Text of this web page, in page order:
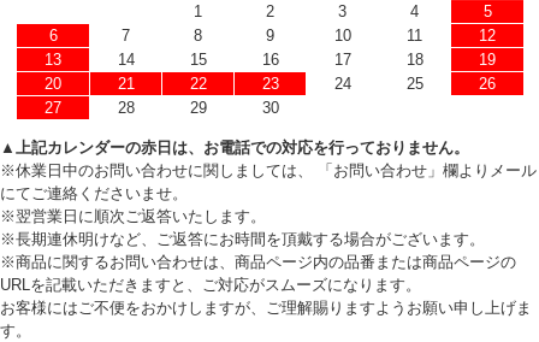
1
2 3 4
5
6
7 8 9 10 11
12
13
14 15 16 17 18
19
20
21 22 23 24 25
26
27
28 29 30
▲上記カレンダーの赤日は、お電話での対応を行っておりません。
※休業日中のお問い合わせに関しましては、 「お問い合わせ」欄よりメール
にてご連絡くださいませ。
※翌営業日に順次ご返答いたします。
※長期連休明けなど、ご返答にお時間を頂戴する場合がございます。
※商品に関するお問い合わせは、商品ページ内の品番または商品ページの
URLを記載いただきますと、ご対応がスムーズになります。
お客様にはご不便をおかけしますが、ご理解賜りますようお願い申し上げま
す。